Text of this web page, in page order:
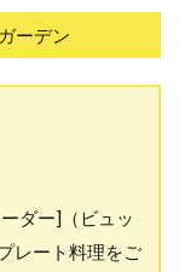
ーデン
ダー]（ビュッ
レート料理をご